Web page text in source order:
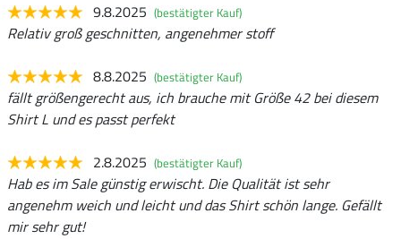
9.8.2025 (bestätigter Kauf)
Relativ groß geschnitten, angenehmer stoff
8.8.2025 (bestätigter Kauf)
fällt größengerecht aus, ich brauche mit Größe 42 bei diesem
Shirt L und es passt perfekt
2.8.2025 (bestätigter Kauf)
Hab es im Sale günstig erwischt. Die Qualität ist sehr
angenehm weich und leicht und das Shirt schön lange. Gefällt
mir sehr gut!